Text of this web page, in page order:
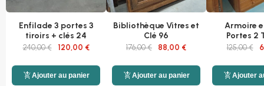
Enfilade 3 portes 3
tiroirs + clés 24
240,00 € 120,00 €
add_shopping_cartAjouter au panier
Bibliothèque Vitres et
Clé 96
176,00 € 88,00 €
add_shopping_cartAjouter au panier
Armoire
Portes 2
125,00 €
add_shopping_cartAjouter